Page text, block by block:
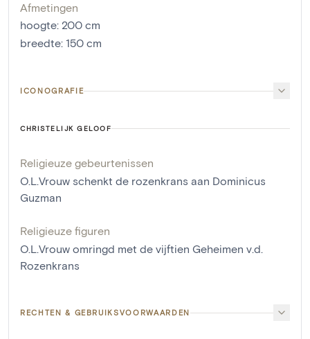
Afmetingen
hoogte: 200 cm
breedte: 150 cm
ICONOGRAFIE
CHRISTELIJK GELOOF
Religieuze gebeurtenissen
O.L.Vrouw schenkt de rozenkrans aan Dominicus
Guzman
Religieuze figuren
O.L.Vrouw omringd met de vijftien Geheimen v.d.
Rozenkrans
RECHTEN & GEBRUIKSVOORWAARDEN